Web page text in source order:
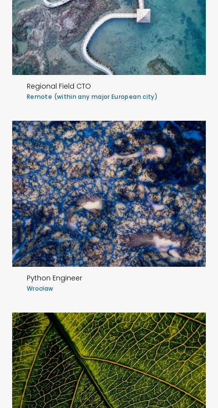
Regional Field CTO
Remote (within any major European city)
Python Engineer
Wrocław